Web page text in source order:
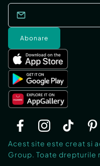
Abonare
Acest site este creat si
Group. Toate drepturile